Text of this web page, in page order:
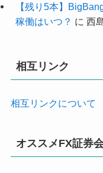
【残り5本】
稼働はいつ？ に 西
相互リンク
相互リンクについて
オススメFX証券